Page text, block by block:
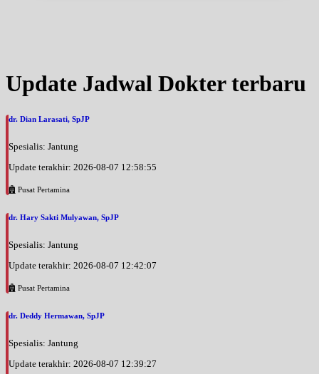
Update Jadwal Dokter terbaru
dr. Dian Larasati, SpJP
Spesialis: Jantung
Update terakhir: 2026-08-07 12:58:55
Pusat Pertamina
dr. Hary Sakti Mulyawan, SpJP
Spesialis: Jantung
Update terakhir: 2026-08-07 12:42:07
Pusat Pertamina
dr. Deddy Hermawan, SpJP
Spesialis: Jantung
Update terakhir: 2026-08-07 12:39:27